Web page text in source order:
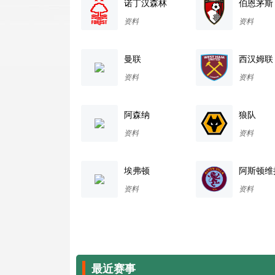
诺丁汉森林
资料
伯恩茅斯
资料
曼联
资料
西汉姆联
资料
阿森纳
资料
狼队
资料
埃弗顿
资料
阿斯顿
资料
最近赛事